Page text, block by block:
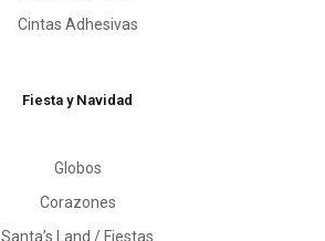
Cintas Adhesivas
Fiesta y Navidad
Globos
Corazones
Santa’s Land / Fiestas